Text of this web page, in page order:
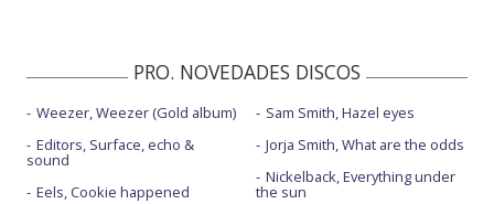
PRO. NOVEDADES DISCOS
Weezer, Weezer (Gold album)
Editors, Surface, echo &
sound
Eels, Cookie happened
Sam Smith, Hazel eyes
Jorja Smith, What are the odds
Nickelback, Everything under
the sun